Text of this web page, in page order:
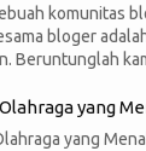
komunitas
bloger
Beruntunglah
yang
yang